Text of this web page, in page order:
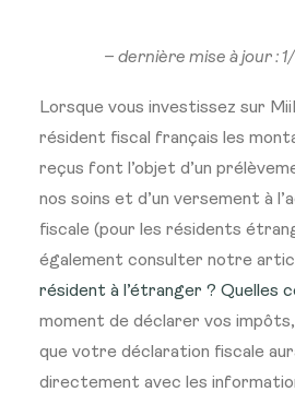
– dernière mise à jour :
Lorsque vous investissez sur
résident fiscal français les
reçus font l’objet d’un
nos soins et d’un versement à
fiscale (pour les résidents
également consulter notre
résident à l’étranger ? Quelles
moment de déclarer vos
que votre déclaration fiscale
directement avec les